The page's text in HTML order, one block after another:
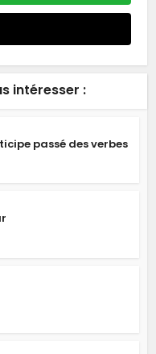
intéresser :
passé des verbes